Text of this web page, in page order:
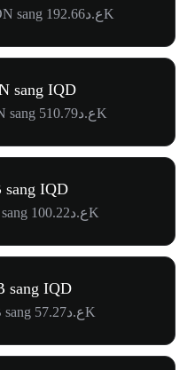
chuyển đổi 1 SHOPON sang ع.د192.66K
sang IQD
chuyển đổi 1 GLDON sang ع.د510.79K
IQD
chuyển đổi 1 AXTIB sang ع.د100.22K
sang IQD
chuyển đổi 1 SOXSB sang ع.د57.27K